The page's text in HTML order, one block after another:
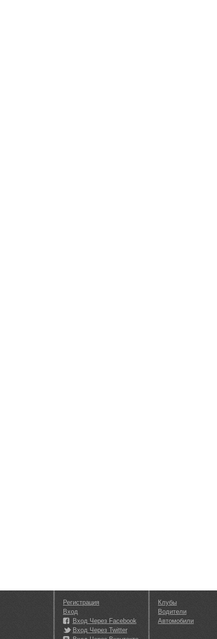
Регистрация
Вход
Вход Через Facebook
Вход Через Twitter
Клубы
Водители
Автомобили